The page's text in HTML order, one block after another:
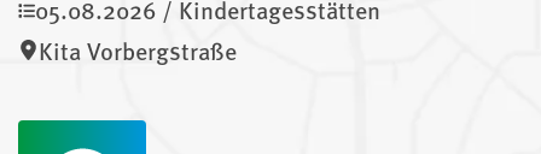
05.08.2026 / Kindertagesstätten
Kita Vorbergstraße